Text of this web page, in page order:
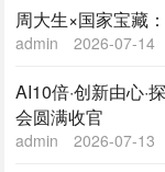
周大生×国家宝藏
admin 2026-07-14
AI10倍·创新由心·
会圆满收官
admin 2026-07-13